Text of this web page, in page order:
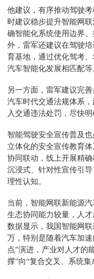
他建议，有序推动驾驶
时建议稳步提升智能网
确智能化系统使用边界
外，雷军还建议在驾驶
育基地，通过优化驾考
汽车智能化发展相匹配等
另一方面，雷军建议完
汽车时代交通法规体系
入交通违法处罚，尽快
智能驾驶安全宣传普及
立体化的安全宣传教育
协同联动，线上开展精
沉浸式、针对性宣传引
理性认知。
当前，智能网联新能源
生态协同能力较量，人
数据显示，我国智能网
万，特别是随着汽车加
点”演进，产业对人才的
撑”向“复合交叉、系统集